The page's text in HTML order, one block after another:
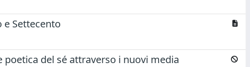
Settecento
poetica del sé attraverso i nuovi media